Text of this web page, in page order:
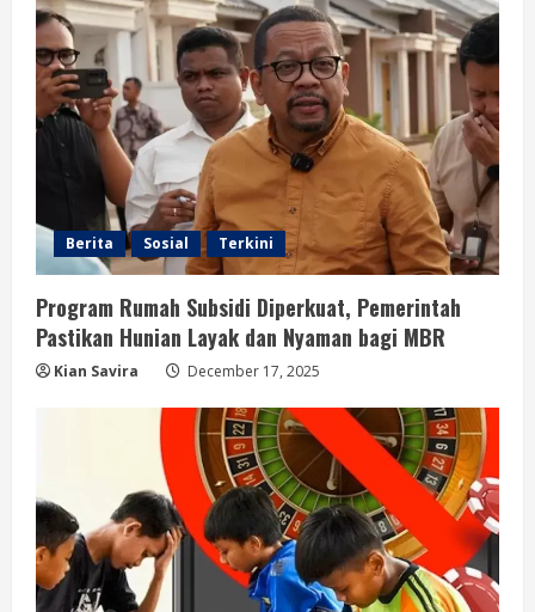
Berita Sosial Terkini
Program Rumah Subsidi Diperkuat, Pemerintah
Pastikan Hunian Layak dan Nyaman bagi MBR
Kian Savira December 17, 2025